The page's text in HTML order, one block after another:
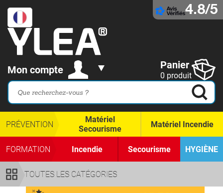
4.8/5
Mon compte Panier
0 produit
TOUTES LES CATÉGORIES
PRÉVENTION
Matériel
Secourisme
Matériel Incendie
FORMATION Incendie Secourisme HYGIÈNE